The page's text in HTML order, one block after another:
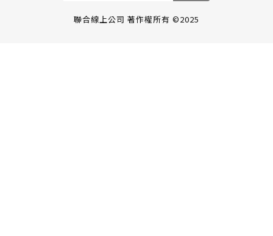
聯合線上公司 著作權所有 ©2025